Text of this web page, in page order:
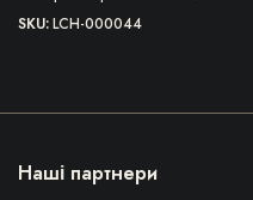
SKU:LCH-000044
Наші партнери